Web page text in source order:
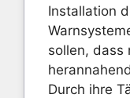
Installation
sollen, dass
Durch ihre